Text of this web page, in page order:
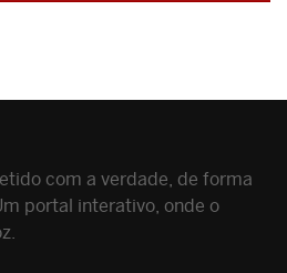
com a verdade, de forma
portal interativo, onde o